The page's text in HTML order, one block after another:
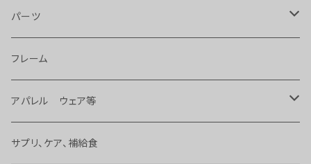
パーツ
ライト
タイヤ、チューブ 等
ハンドル、ステム、バーテープ 等
フレーム
アパレル ウェア等
バッグ
サプリ、ケア、補給食